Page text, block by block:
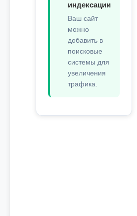
индексации
Ваш сайт
можно
добавить в
поисковые
системы для
увеличения
трафика.